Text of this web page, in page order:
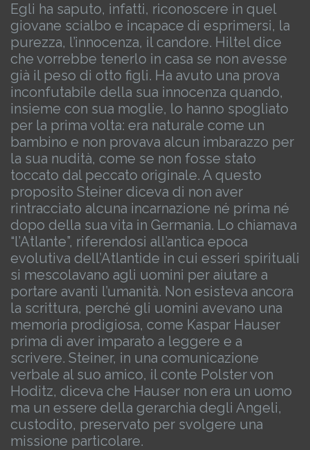
Egli ha saputo, infatti, riconoscere in quel
giovane scialbo e incapace di esprimersi, la
purezza, l’innocenza, il candore. Hiltel dice
che vorrebbe tenerlo in casa se non avesse
già il peso di otto figli. Ha avuto una prova
inconfutabile della sua innocenza quando,
insieme con sua moglie, lo hanno spogliato
per la prima volta: era naturale come un
bambino e non provava alcun imbarazzo per
la sua nudità, come se non fosse stato
toccato dal peccato originale. A questo
proposito Steiner diceva di non aver
rintracciato alcuna incarnazione né prima né
dopo della sua vita in Germania. Lo chiamava
“l’Atlante”, riferendosi all’antica epoca
evolutiva dell’Atlantide in cui esseri spirituali
si mescolavano agli uomini per aiutare a
portare avanti l’umanità. Non esisteva ancora
la scrittura, perché gli uomini avevano una
memoria prodigiosa, come Kaspar Hauser
prima di aver imparato a leggere e a
scrivere. Steiner, in una comunicazione
verbale al suo amico, il conte Polster von
Hoditz, diceva che Hauser non era un uomo
ma un essere della gerarchia degli Angeli,
custodito, preservato per svolgere una
missione particolare.